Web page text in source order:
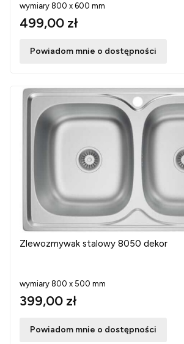
wymiary 800 x 600 mm
499,00 zł
Powiadom mnie o dostępności
Zlewozmywak stalowy 8050 dekor
wymiary 800 x 500 mm
399,00 zł
Powiadom mnie o dostępności